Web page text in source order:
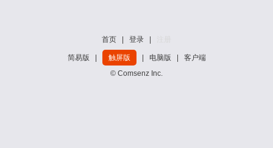
首页 登录
简易版 触屏版 电脑版
客户端
© Comsenz Inc.